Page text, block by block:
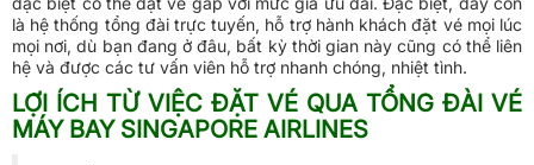
là hệ thống tổng đài trực tuyến, hỗ trợ hành khách đặt vé mọi lúc
mọi nơi, dù bạn đang ở đâu, bất kỳ thời gian này cũng có thể liên
hệ và được các tư vấn viên hỗ trợ nhanh chóng, nhiệt tình.
LỢI ÍCH TỪ VIỆC ĐẶT VÉ QUA TỔNG ĐÀI VÉ
MÁY BAY SINGAPORE AIRLINES